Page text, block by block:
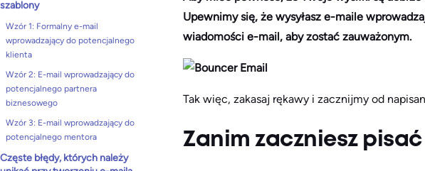
szablony
Wzór 1: Formalny e-mail
wprowadzający do potencjalnego
klienta
Wzór 2: E-mail wprowadzający do
potencjalnego partnera
biznesowego
Wzór 3: E-mail wprowadzający do
potencjalnego mentora
Częste błędy, których należy
Upewnimy się, że wysyłasz e-maile
wiadomości e-mail, aby zostać zauważonym.
Tak więc, zakasaj rękawy i zacznijmy od
Zanim zaczniesz